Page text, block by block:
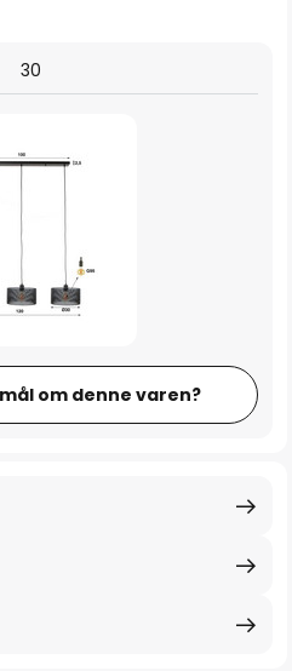
30
om denne varen?